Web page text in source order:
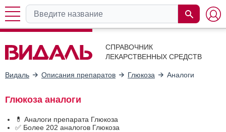
СПРАВОЧНИК
ЛЕКАРСТВЕННЫХ СРЕДСТВ
Видаль Описания препаратов Глюкоза Аналоги
Глюкоза аналоги
💊 Аналоги препарата Глюкоза
✅ Более 202 аналогов Глюкоза